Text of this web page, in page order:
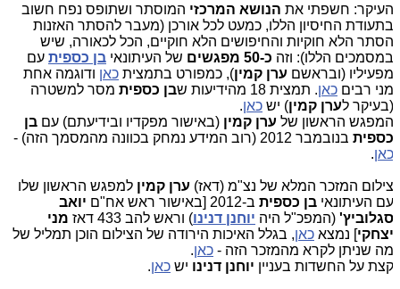
העיקר: חשפתי אתהנושא המרכזיהמוסתר ושתופס נפח חשוב
בתעודת החיסיון הללו, כמעט לכל אורכן (מעבר להסתר האזנות
הסתר הלא חוקיות והחיפושים הלא חוקיים, הכל לכאורה, שיש
במסמכים הללו): וזהכ-50 מפגשים של העיתונאיבן כספיתעם
מפעיליו (ובראשםערן קמין), כמפורט בתמציתכאןודוגמה אחת
מני רביםכאן. תמצית 18 מהידיעות ש בן כספיתמסר למשטרה
(בעיקר ל ערן קמין) ישכאן.
המפגש הראשון שלערן קמין(באישור מפקדיו ובידיעתם) עםבן
כספיתבנובמבר 2012 (רוב המידע נמחק בכוונה מהמסמך הזה) -
כאן.
צילום המזכר המלא של נצ"מ (דאז)ערן קמיןלמפגש הראשון שלו
עם העיתונאיבן כספיתב-2012 [באישור ראש אח"ם
יואב
סגלוביץ'(המפכ"ל היהיוחנן דנינו) וראש להב 433 דאז
מני
יצחקי] נמצאכאן, בגלל האיכות הירודה של הצילום הוכן תמליל של
מה שניתן לקרא מהמזכר הזה -כאן.
קצת על החשדות בענייןיוחנן דנינוישכאן.